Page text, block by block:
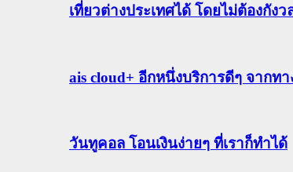
เที่ยวต่างประเทศได้ โดยไม่ต้องกัง
ais cloud+ อีกหนึ่งบริการดีๆ จากทา
วันทูคอล โอนเงินง่ายๆ ที่เราก็ทำได้